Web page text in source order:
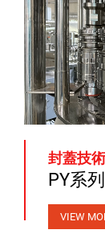
封蓋技術
PY系
VIEW